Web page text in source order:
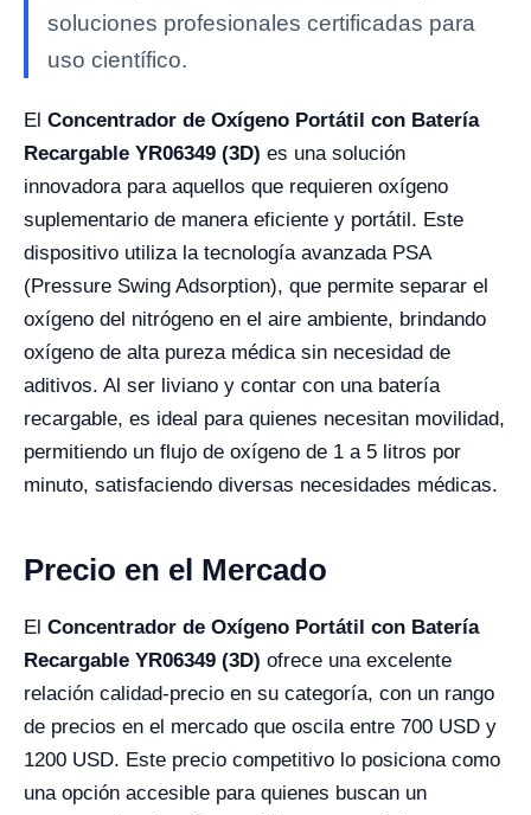
soluciones profesionales certificadas para
uso científico.
El Concentrador de Oxígeno Portátil con Batería
Recargable YR06349 (3D) es una solución
innovadora para aquellos que requieren oxígeno
suplementario de manera eficiente y portátil. Este
dispositivo utiliza la tecnología avanzada PSA
(Pressure Swing Adsorption), que permite separar el
oxígeno del nitrógeno en el aire ambiente, brindando
oxígeno de alta pureza médica sin necesidad de
aditivos. Al ser liviano y contar con una batería
recargable, es ideal para quienes necesitan movilidad,
permitiendo un flujo de oxígeno de 1 a 5 litros por
minuto, satisfaciendo diversas necesidades médicas.
Precio en el Mercado
El Concentrador de Oxígeno Portátil con Batería
Recargable YR06349 (3D) ofrece una excelente
relación calidad-precio en su categoría, con un rango
de precios en el mercado que oscila entre 700 USD y
1200 USD. Este precio competitivo lo posiciona como
una opción accesible para quienes buscan un